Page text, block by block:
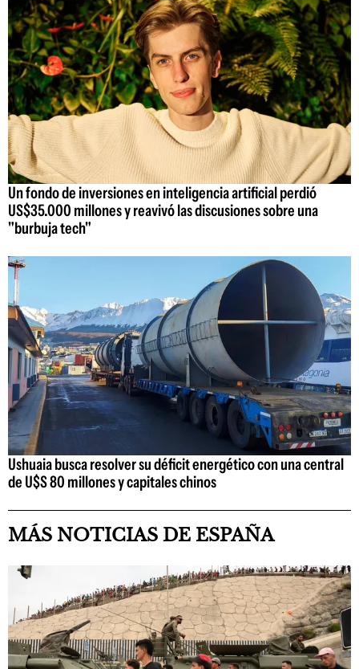
Un fondo de inversiones en inteligencia artificial perdió
US$35.000 millones y reavivó las discusiones sobre una
"burbuja tech"
Ushuaia busca resolver su déficit energético con una central
de U$S 80 millones y capitales chinos
MÁS NOTICIAS DE ESPAÑA